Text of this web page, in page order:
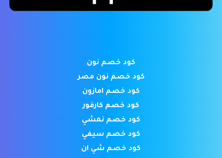
كود خصم نون
كود خصم نون مصر
كود خصم امازون
كود خصم كارفور
كود خصم نمشي
كود خصم سيفي
كود خصم شي ان